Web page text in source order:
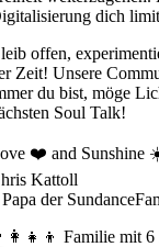
dich
offen,
Zeit! Unsere
du bist, möge
Soul Talk!
❤️ and Sunshine
Kattoll
der
Familie mit 6